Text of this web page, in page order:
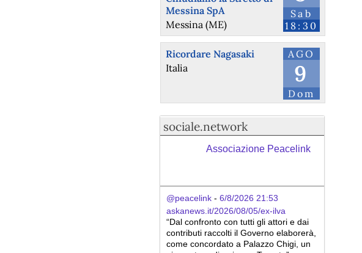
Sab
18:30
Messina SpA
Messina (ME)
AGO
9
Dom
Ricordare Nagasaki
Italia
sociale.network
Associazione Peacelink
@peacelink - 6/8/2026 21:53
askanews.it/2026/08/05/ex-ilva
“Dal confronto con tutti gli attori e dai
contributi raccolti il Governo elaborerà,
come concordato a Palazzo Chigi, un